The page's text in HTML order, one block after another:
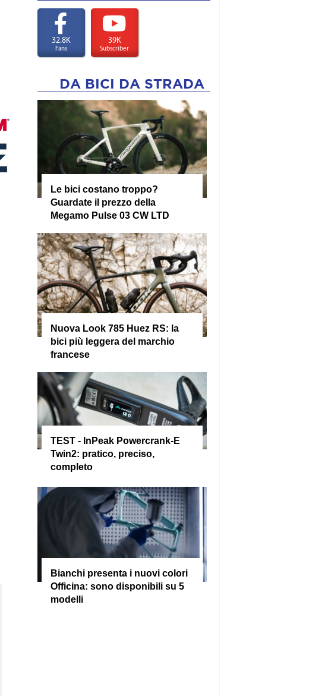
32.8K
Fans
39K
Subscriber
DA BICI DA STRADA
Le bici costano troppo?
Guardate il prezzo della
Megamo Pulse 03 CW LTD
Nuova Look 785 Huez RS: la
bici più leggera del marchio
francese
TEST - InPeak Powercrank-E
Twin2: pratico, preciso,
completo
Bianchi presenta i nuovi colori
Officina: sono disponibili su 5
modelli